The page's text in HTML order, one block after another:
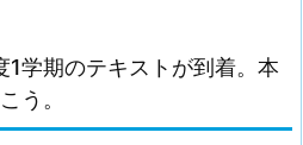
学期のテキストが到着。本
う。